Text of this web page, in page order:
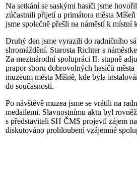
Na setkání se saskými hasiči jsme
zúčastnili přijetí u primátora města
jsme společně přešli na náměstí k
Druhý den jsme vyrazili do radničního
shromáždění. Starosta Richter s
Za mezinárodní spolupráci II. stupně
prapor sboru dobrovolných hasičů
muzeum města Míšně, kde byla
do současnosti.
Po návštěvě muzea jsme se vrátili na
medailemi. Slavnostnímu aktu byl
s představiteli SH ČMS projevil zájem
diskutováno prohloubení vzájemné